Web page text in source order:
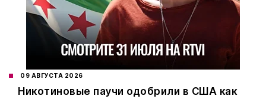
09 АВГУСТА 2026
Никотиновые паучи одобрили в США как